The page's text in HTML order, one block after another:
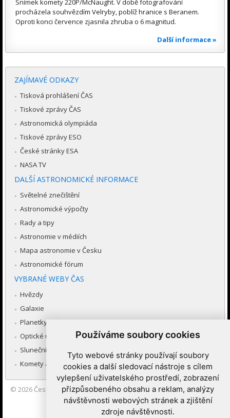
Používáme soubory cookies
Tyto webové stránky používají soubory
cookies a další sledovací nástroje s cílem
vylepšení uživatelského prostředí, zobrazení
přizpůsobeného obsahu a reklam, analýzy
návštěvnosti webových stránek a zjištění
zdroje návštěvnosti.
Snímek komety 220P/McNaught. V době fotografování
procházela souhvězdím Velryby, poblíž hranice s Beranem.
Oproti konci července zjasnila zhruba o 6 magnitud.
Další informace »
ZAJÍMAVÉ ODKAZY
Tisková prohlášení ČAS
Tiskové zprávy ČAS
Astronomická olympiáda
Tiskové zprávy ESO
České stránky ESA
NASA TV
DALŠÍ ASTRONOMICKÉ INFORMACE
Světelné znečištění
Astronomické výpočty
Rady a tipy
Astronomie v médiích
Mapa astronomie v Česku
Astronomické fórum
VYBRANÉ WEBY ČAS
Hvězdy
Galaxie
Planetky
Optické úkazy v atmosféře
Sluneční soustava
Komety a meteory
© 2026 Česká astronomická společnost|Hvězdárna a planetárium
Brno spolupracuje se serverem Astro.cz